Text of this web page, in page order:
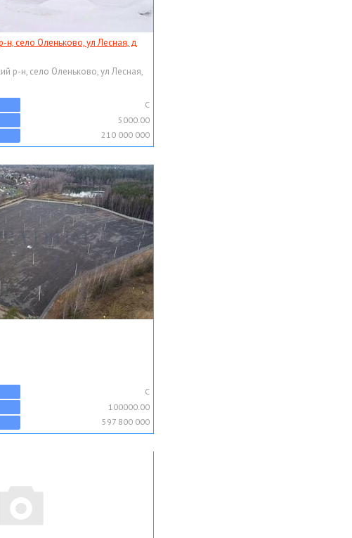
н, село Оленьково, ул Лесная, д
р-н, село Оленьково, ул Лесная,
C
5000.00
210 000 000
C
100000.00
597 800 000